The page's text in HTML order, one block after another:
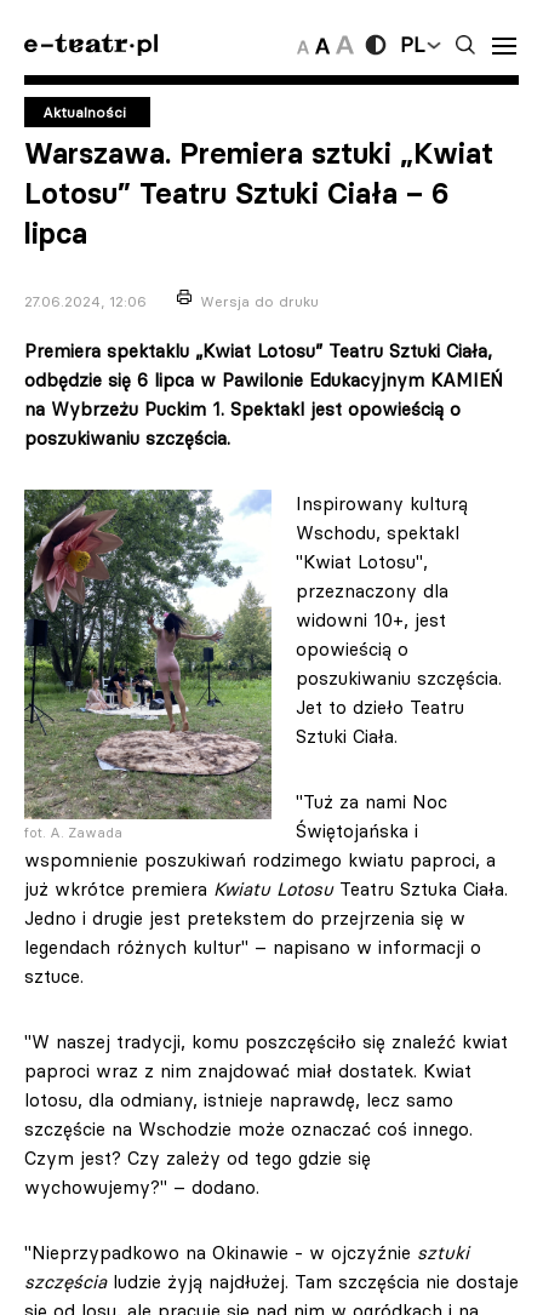
PL
Aktualności
Warszawa. Premiera sztuki „Kwiat
Lotosu” Teatru Sztuki Ciała – 6
lipca
27.06.2024, 12:06 Wersja do druku
Premiera spektaklu „Kwiat Lotosu” Teatru Sztuki Ciała,
odbędzie się 6 lipca w Pawilonie Edukacyjnym KAMIEŃ
na Wybrzeżu Puckim 1. Spektakl jest opowieścią o
poszukiwaniu szczęścia.
fot. A. Zawada
Inspirowany kulturą
Wschodu, spektakl
"Kwiat Lotosu",
przeznaczony dla
widowni 10+, jest
opowieścią o
poszukiwaniu szczęścia.
Jet to dzieło Teatru
Sztuki Ciała.
"Tuż za nami Noc
Świętojańska i
wspomnienie poszukiwań rodzimego kwiatu paproci, a
już wkrótce premiera Kwiatu LotosuTeatru Sztuka Ciała.
Jedno i drugie jest pretekstem do przejrzenia się w
legendach różnych kultur" – napisano w informacji o
sztuce.
"W naszej tradycji, komu poszczęściło się znaleźć kwiat
paproci wraz z nim znajdować miał dostatek. Kwiat
lotosu, dla odmiany, istnieje naprawdę, lecz samo
szczęście na Wschodzie może oznaczać coś innego.
Czym jest? Czy zależy od tego gdzie się
wychowujemy?" – dodano.
"Nieprzypadkowo na Okinawie - w ojczyźnie sztuki
szczęścia ludzie żyją najdłużej. Tam szczęścia nie dostaje